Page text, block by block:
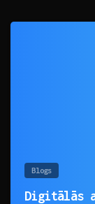
Blogs
Digitālās